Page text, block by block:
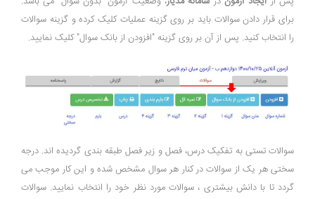
برای قرار دادن سوالات باید بر روی گزینه عملیات کلیک کرده و گزینه سوالات
را انتخاب کنید. پس از آن بر روی گزینه "افزودن از بانک سوال" کلیک نمایید.
سوالات تستی به تفکیک درس، فصل و زیر فصل طبقه بندی گردیده اند. درجه
سختی هر یک از سوالات در کنار هر سوال مشخص شده و این کار موجب می
گردد تا با دانش بیشتری ، سوالات مورد نظر خود را انتخاب نمایید. سوالات